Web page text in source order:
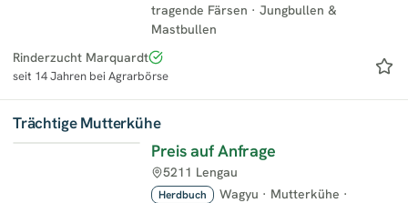
tragende Färsen · Jungbullen &
Mastbullen
Rinderzucht Marquardt
seit 14 Jahren bei Agrarbörse
Trächtige Mutterkühe
Preis auf Anfrage
Herdbuch Wagyu · Mutterkühe ·
5211 Lengau